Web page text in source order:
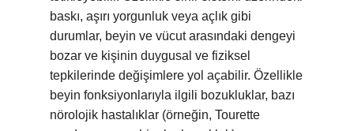
baskı, aşırı yorgunluk veya açlık gibi
durumlar, beyin ve vücut arasındaki dengeyi
bozar ve kişinin duygusal ve fiziksel
tepkilerinde değişimlere yol açabilir. Özellikle
beyin fonksiyonlarıyla ilgili bozukluklar, bazı
nörolojik hastalıklar (örneğin, Tourette